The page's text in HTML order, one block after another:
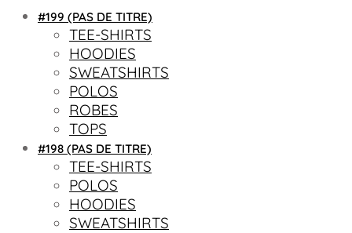
#199 (PAS DE TITRE)
TEE-SHIRTS
HOODIES
SWEATSHIRTS
POLOS
ROBES
TOPS
#198 (PAS DE TITRE)
TEE-SHIRTS
POLOS
HOODIES
SWEATSHIRTS